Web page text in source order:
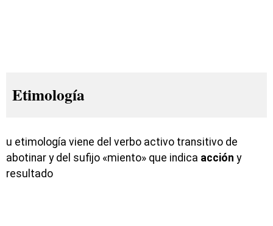
Etimología
u etimología viene del verbo activo transitivo de
abotinar y del sufijo «miento» que indica acción y
resultado